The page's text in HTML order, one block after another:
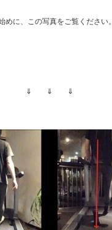
めに、この写真をご覧ください。
⇓ ⇓ ⇓